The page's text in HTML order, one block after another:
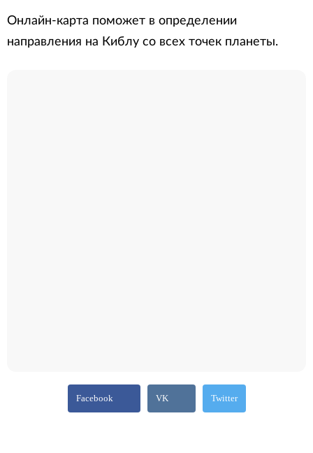
Онлайн-карта поможет в определении
направления на Киблу со всех точек планеты.
Facebook VK Twitter